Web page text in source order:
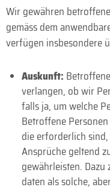
Wir gewähren
gemäss dem
verfügen insbesondere
Auskunft:
verlangen, ob wir
falls ja, um welche
Betroffene
die erforder­lich
Ansprüche geltend
gewähr­leisten.
daten als solche,